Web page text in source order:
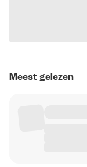
Meest gelezen